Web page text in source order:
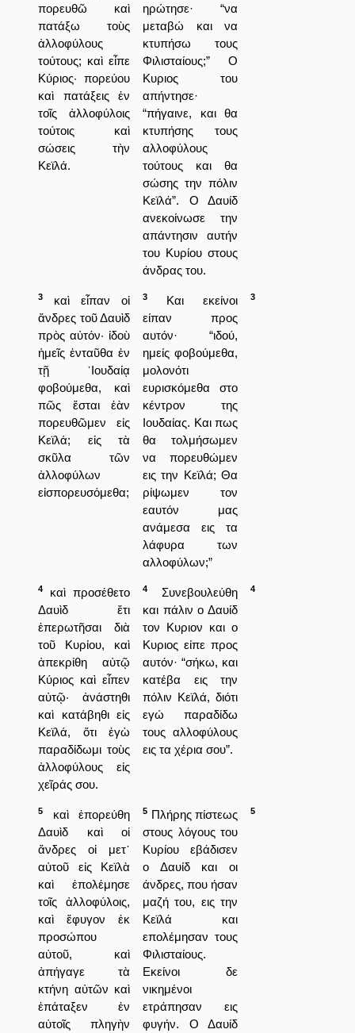
πορευθῶ καὶ
πατάξω τοὺς
ἀλλοφύλους
τούτους; καὶ εἶπε
Κύριος· πορεύου
καὶ πατάξεις ἐν
τοῖς ἀλλοφύλοις
τούτοις καὶ
σώσεις τὴν
Κεϊλά.
ηρώτησε· “να
μεταβώ και να
κτυπήσω τους
Φιλισταίους;” Ο
Κυριος του
απήντησε·
“πήγαινε, και θα
κτυπήσης τους
αλλοφύλους
τούτους και θα
σώσης την πόλιν
Κεϊλά”. Ο Δαυίδ
ανεκοίνωσε την
απάντησιν αυτήν
του Κυρίου στους
άνδρας του.
3
καὶ εἶπαν οἱ
ἄνδρες τοῦ Δαυὶδ
πρὸς αὐτόν· ἰδοὺ
ἡμεῖς ἐνταῦθα ἐν
τῇ ᾿Ιουδαίᾳ
φοβούμεθα, καὶ
πῶς ἔσται ἐὰν
πορευθῶμεν εἰς
Κεϊλά; εἰς τὰ
σκῦλα τῶν
ἀλλοφύλων
εἰσπορευσόμεθα;
3
Και εκείνοι
είπαν προς
αυτόν· “ιδού,
ημείς φοβούμεθα,
μολονότι
ευρισκόμεθα στο
κέντρον της
Ιουδαίας. Και πως
θα τολμήσωμεν
να πορευθώμεν
εις την Κεϊλά; Θα
ρίψωμεν τον
εαυτόν μας
ανάμεσα εις τα
λάφυρα των
αλλοφύλων;”
3
4
καὶ προσέθετο
Δαυὶδ ἔτι
ἐπερωτῆσαι διὰ
τοῦ Κυρίου, καὶ
ἀπεκρίθη αὐτῷ
Κύριος καὶ εἶπεν
αὐτῷ· ἀνάστηθι
καὶ κατάβηθι εἰς
Κεϊλά, ὅτι ἐγὼ
παραδίδωμι τοὺς
ἀλλοφύλους εἰς
χεῖράς σου.
4
Συνεβουλεύθη
και πάλιν ο Δαυίδ
τον Κυριον και ο
Κυριος είπε προς
αυτόν· “σήκω, και
κατέβα εις την
πόλιν Κεϊλά, διότι
εγώ παραδίδω
τους αλλοφύλους
εις τα χέρια σου”.
4
5
καὶ ἐπορεύθη
Δαυὶδ καὶ οἱ
ἄνδρες οἱ μετ᾿
αὐτοῦ εἰς Κεϊλὰ
καὶ ἐπολέμησε
τοῖς ἀλλοφύλοις,
καὶ ἔφυγον ἐκ
προσώπου
αὐτοῦ, καὶ
ἀπήγαγε τὰ
κτήνη αὐτῶν καὶ
ἐπάταξεν ἐν
αὐτοῖς πληγὴν
5 Πλήρης πίστεως
στους λόγους του
Κυρίου εβάδισεν
ο Δαυίδ και οι
άνδρες, που ήσαν
μαζή του, εις την
Κεϊλά και
επολέμησαν τους
Φιλισταίους.
Εκείνοι δε
νικημένοι
ετράπησαν εις
φυγήν. Ο Δαυίδ
5